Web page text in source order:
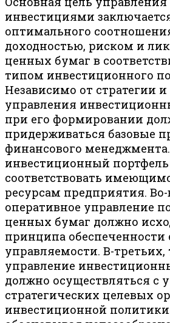
инвестициями
оптимального
доходностью, риском и
ценных бумаг в
типом инвестиционного
Независимо от стратегии
управления
при его формировании
придерживаться базовые
финансового
инвестиционный
соответствовать
ресурсам предприятия.
оперативное управление
ценных бумаг должно
принципа обеспеченности
управляемости. В-третьих,
управление
должно осуществляться с
стратегических целевых
инвестиционной